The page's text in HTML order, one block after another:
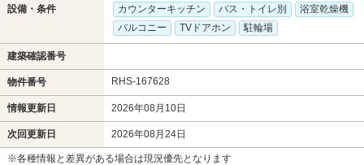
設備・条件
カウンターキッチン
バス・トイレ別
浴室乾燥機
バルコニー
TVドアホン 駐輪場
建築確認番号
物件番号 RHS-167628
情報更新日 2026年08月10日
次回更新日 2026年08月24日
※各種情報と差異がある場合は現況優先となります